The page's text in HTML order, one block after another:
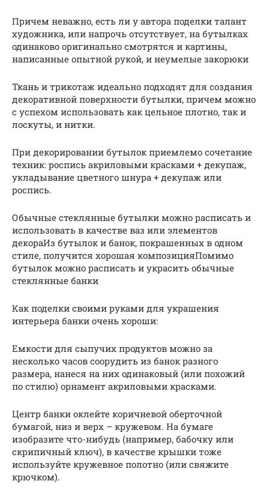
Причем неважно, есть ли у автора поделки талант
художника, или напрочь отсутствует, на бутылках
одинаково оригинально смотрятся и картины,
написанные опытной рукой, и неумелые закорюки
Ткань и трикотаж идеально подходят для создания
декоративной поверхности бутылки, причем можно
с успехом использовать как цельное плотно, так и
лоскуты, и нитки.
При декорировании бутылок приемлемо сочетание
техник: роспись акриловыми красками + декупаж,
укладывание цветного шнура + декупаж или
роспись.
Обычные стеклянные бутылки можно расписать и
использовать в качестве ваз или элементов
декораИз бутылок и банок, покрашенных в одном
стиле, получится хорошая композицияПомимо
бутылок можно расписать и украсить обычные
стеклянные банки
Как поделки своими руками для украшения
интерьера банки очень хороши:
Емкости для сыпучих продуктов можно за
несколько часов соорудить из банок разного
размера, нанеся на них одинаковый (или похожий
по стилю) орнамент акриловыми красками.
Центр банки оклейте коричневой оберточной
бумагой, низ и верх – кружевом. На бумаге
изобразите что-нибудь (например, бабочку или
скрипичный ключ), в качестве крышки тоже
используйте кружевное полотно (или свяжите
крючком).